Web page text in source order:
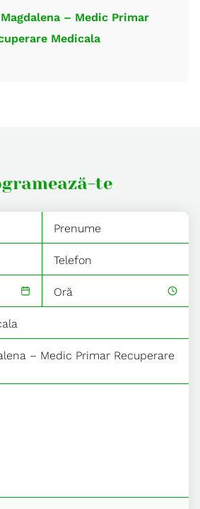
– Medic Primar
Medicala
te
Oră